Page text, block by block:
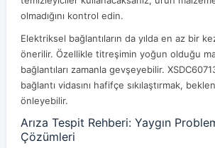
olmadığını kontrol edin.
Elektriksel bağlantıların da yılda en az bir
önerilir. Özellikle titreşimin yoğun olduğu
bağlantıları zamanla gevşeyebilir.
bağlantı vidasını hafifçe sıkılaştırmak,
önleyebilir.
Arıza Tespit Rehberi: Yaygın
Çözümleri